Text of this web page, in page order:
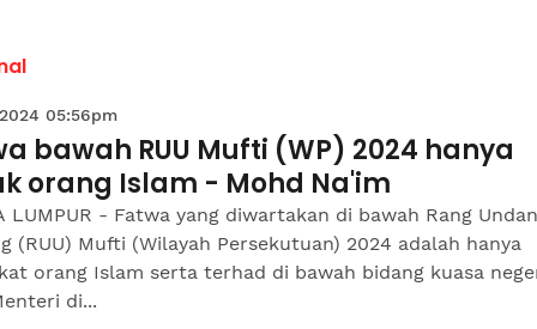
05:56pm
bawah RUU Mufti (WP) 2024 hanya
orang Islam - Mohd Na'im
LUMPUR - Fatwa yang diwartakan di bawah Rang
(RUU) Mufti (Wilayah Persekutuan) 2024 adalah hanya
orang Islam serta terhad di bawah bidang kuasa
di...